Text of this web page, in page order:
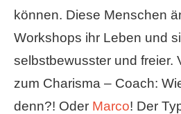
können. Diese Menschen
Workshops ihr Leben und
selbstbewusster und freier.
zum Charisma – Coach:
denn?! Oder Marco! Der